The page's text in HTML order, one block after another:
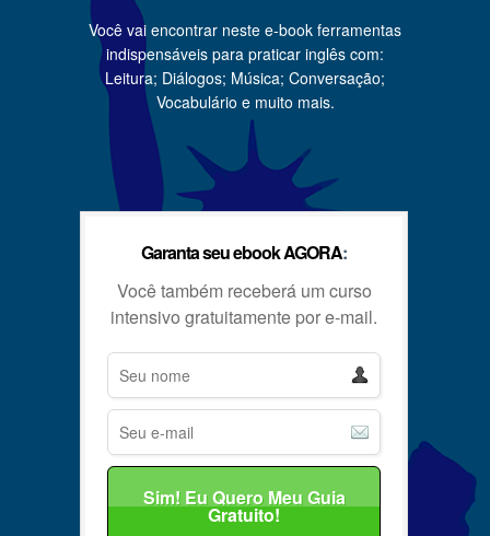
Você vai encontrar neste e-book ferramentas
indispensáveis para praticar inglês com:
Leitura; Diálogos; Música; Conversação;
Vocabulário e muito mais.
Garanta seu ebook AGORA:
Você também receberá um curso
intensivo gratuitamente por e-mail.
Sim! Eu Quero Meu Guia
Gratuito!